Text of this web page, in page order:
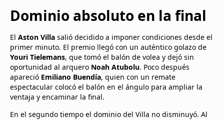
Contáctanos
Dominio absoluto en la final
El Aston Villa salió decidido a imponer condiciones desde el
primer minuto. El premio llegó con un auténtico golazo de
Youri Tielemans, que tomó el balón de volea y dejó sin
oportunidad al arquero Noah Atubolu. Poco después
apareció Emiliano Buendía, quien con un remate
espectacular colocó el balón en el ángulo para ampliar la
ventaja y encaminar la final.
En el segundo tiempo el dominio del Villa no disminuyó. Al